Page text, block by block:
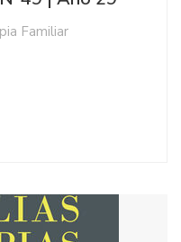
Familiar